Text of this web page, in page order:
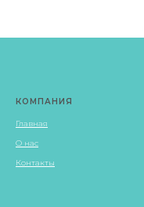
КОМПАНИЯ
Главная
О нас
Контакты